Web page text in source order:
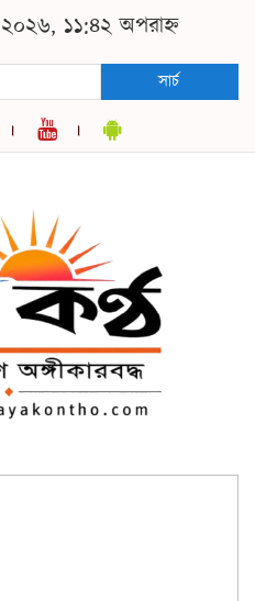
১১:৪২ অপরাহ্ন
সার্চ